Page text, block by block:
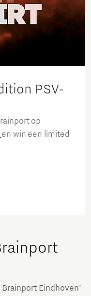
PSV-
op
en win een limited
Eindhoven’